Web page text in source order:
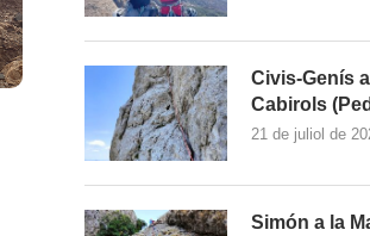
Civis-Genís
Cabirols
21 de juliol de
Simón a la